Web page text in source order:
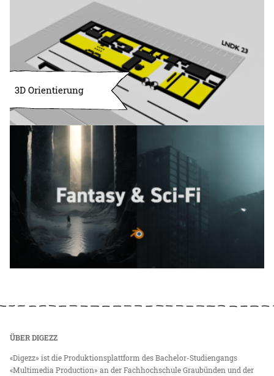
3D Orientierung
ÜBER DIGEZZ
«Digezz» ist die Produktionsplattform des Bachelor-Studiengangs
«Multimedia Production» an der Fachhochschule Graubünden und der